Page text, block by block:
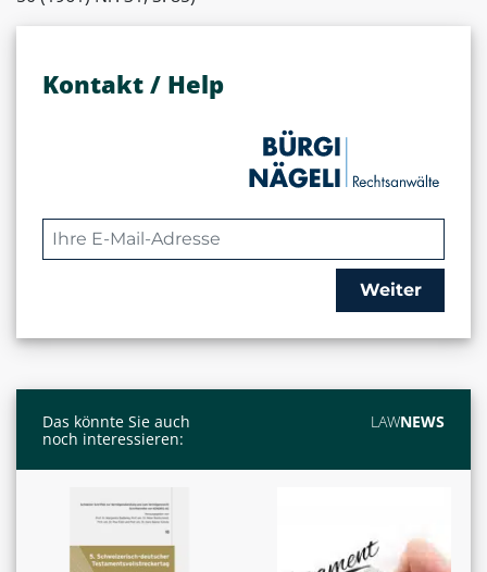
Kontakt / Help
Weiter
Das könnte Sie auch
noch interessieren:
LAWNEWS